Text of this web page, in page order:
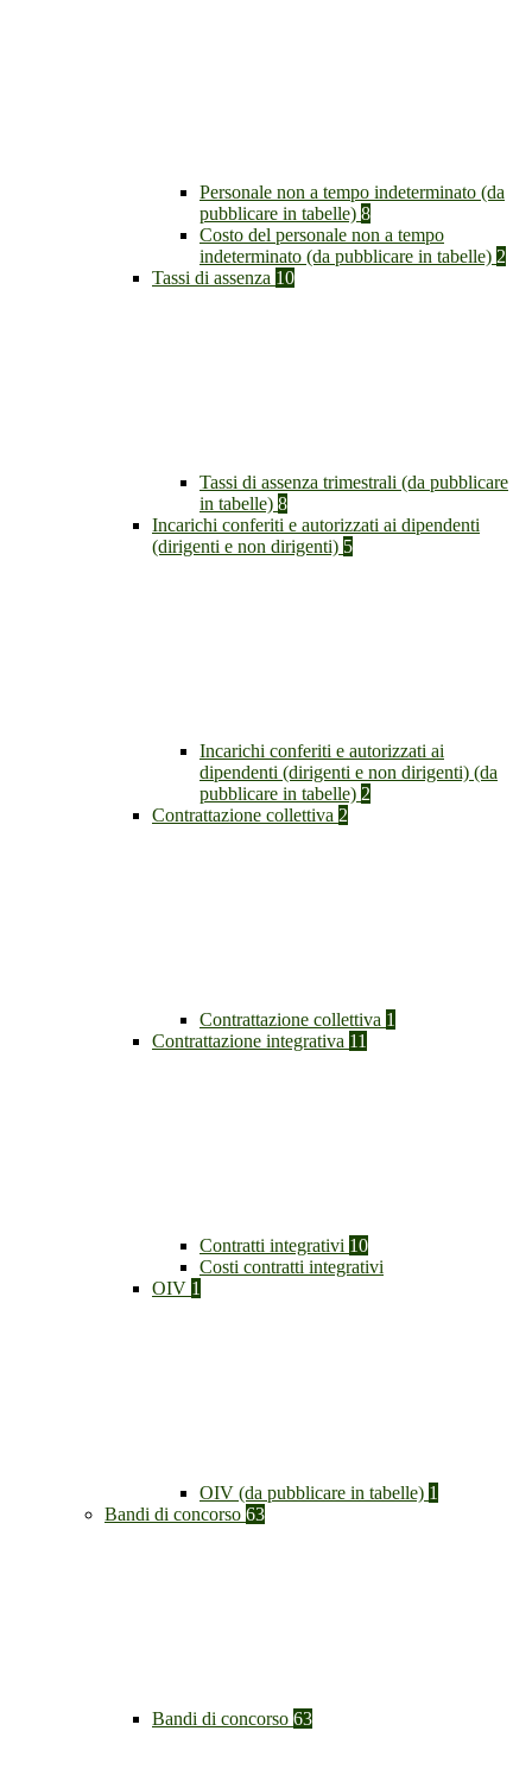
Personale non a tempo indeterminato (da
pubblicare in tabelle) 8
Costo del personale non a tempo
indeterminato (da pubblicare in tabelle) 2
Tassi di assenza 10
Tassi di assenza trimestrali (da pubblicare
in tabelle) 8
Incarichi conferiti e autorizzati ai dipendenti
(dirigenti e non dirigenti) 5
Incarichi conferiti e autorizzati ai
dipendenti (dirigenti e non dirigenti) (da
pubblicare in tabelle) 2
Contrattazione collettiva 2
Contrattazione collettiva 1
Contrattazione integrativa 11
Contratti integrativi 10
Costi contratti integrativi
OIV 1
OIV (da pubblicare in tabelle) 1
Bandi di concorso 63
Bandi di concorso 63